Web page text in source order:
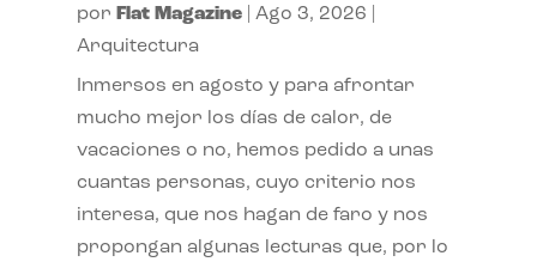
por Flat Magazine| Ago 3, 2026
Arquitectura
Inmersos en agosto y para afrontar
mucho mejor los días de calor, de
vacaciones o no, hemos pedido a unas
cuantas personas, cuyo criterio nos
interesa, que nos hagan de faro y nos
propongan algunas lecturas que, por lo